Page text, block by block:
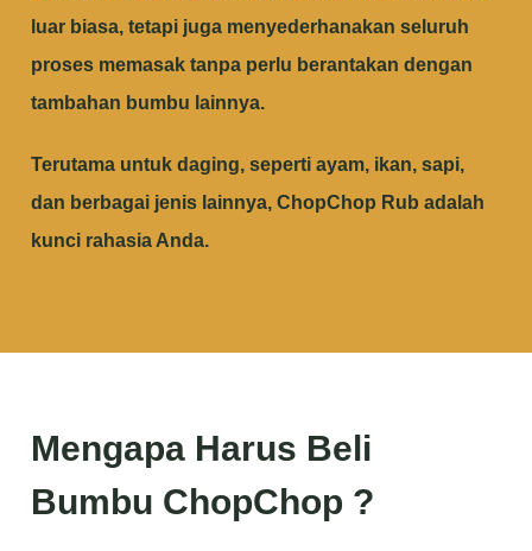
luar biasa, tetapi juga menyederhanakan seluruh
proses memasak tanpa perlu berantakan dengan
tambahan bumbu lainnya.
Terutama untuk daging, seperti ayam, ikan, sapi,
dan berbagai jenis lainnya, ChopChop Rub adalah
kunci rahasia Anda.
Mengapa Harus Beli
Bumbu ChopChop ?